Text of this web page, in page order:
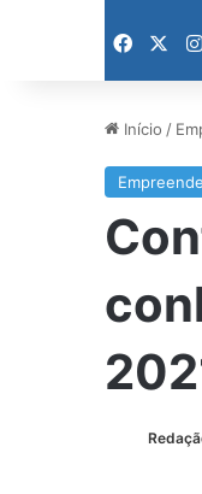
Início /